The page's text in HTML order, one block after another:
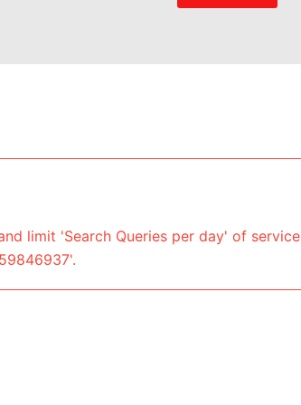
limit 'Search Queries per day' of service